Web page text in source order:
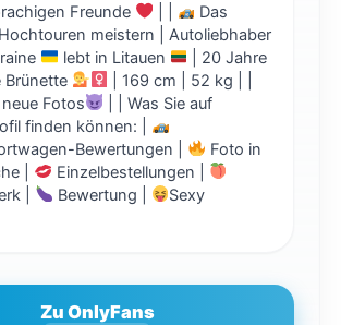
Freunde
Das
meistern | Autoliebhaber
lebt in Litauen
| 20 Jahre
Brünette
| 169 cm | 52 kg | |
Fotos
| | Was Sie auf
finden können: |
Bewertungen |
Foto in
|
Einzelbestellungen |
|
Bewertung | Sexy
Zu OnlyFans